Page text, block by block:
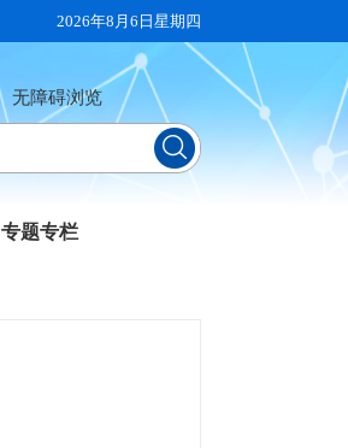
2026年8月6日星期四
无障碍浏览
专题专栏